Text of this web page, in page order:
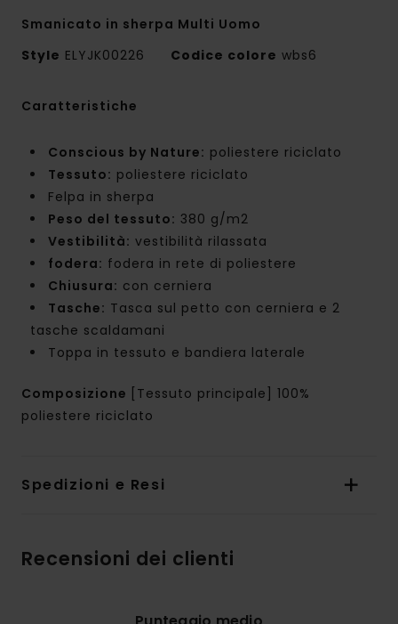
Smanicato in sherpa Multi Uomo
Style ELYJK00226 Codice colore wbs6
Caratteristiche
Conscious by Nature: poliestere riciclato
Tessuto: poliestere riciclato
Felpa in sherpa
Peso del tessuto: 380 g/m2
Vestibilità: vestibilità rilassata
fodera: fodera in rete di poliestere
Chiusura: con cerniera
Tasche: Tasca sul petto con cerniera e 2
tasche scaldamani
Toppa in tessuto e bandiera laterale
Composizione
[Tessuto principale] 100%
poliestere riciclato
Spedizioni e Resi
Recensioni dei clienti